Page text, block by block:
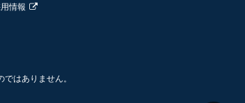
情報
はありません。